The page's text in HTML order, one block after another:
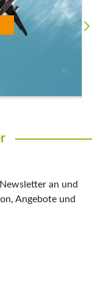
an und
Angebote und